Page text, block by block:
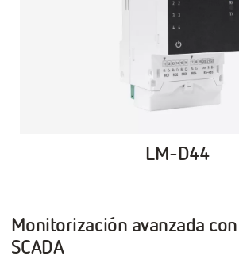
LM-D44
Monitorización avanzada
SCADA